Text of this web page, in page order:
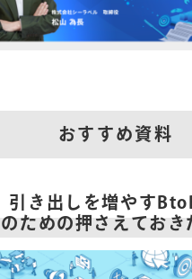
おすすめ資料
引き出しを増やす
のための押さえてお